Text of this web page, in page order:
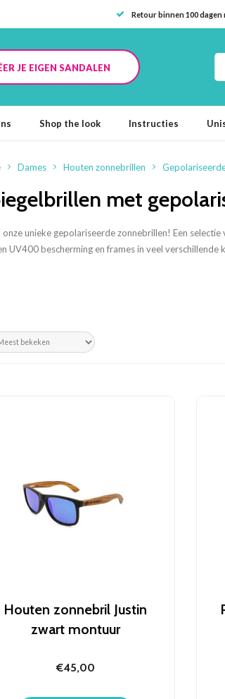
Retour binnen 100 dagen
JE EIGEN SANDALEN
Shop the look Instructies
Dames Houten zonnebrillen
met
onze unieke gepolariseerde zonnebrillen! Een
UV400 bescherming en frames in veel verschillende
Houten zonnebril Justin
zwart montuur
€45,00